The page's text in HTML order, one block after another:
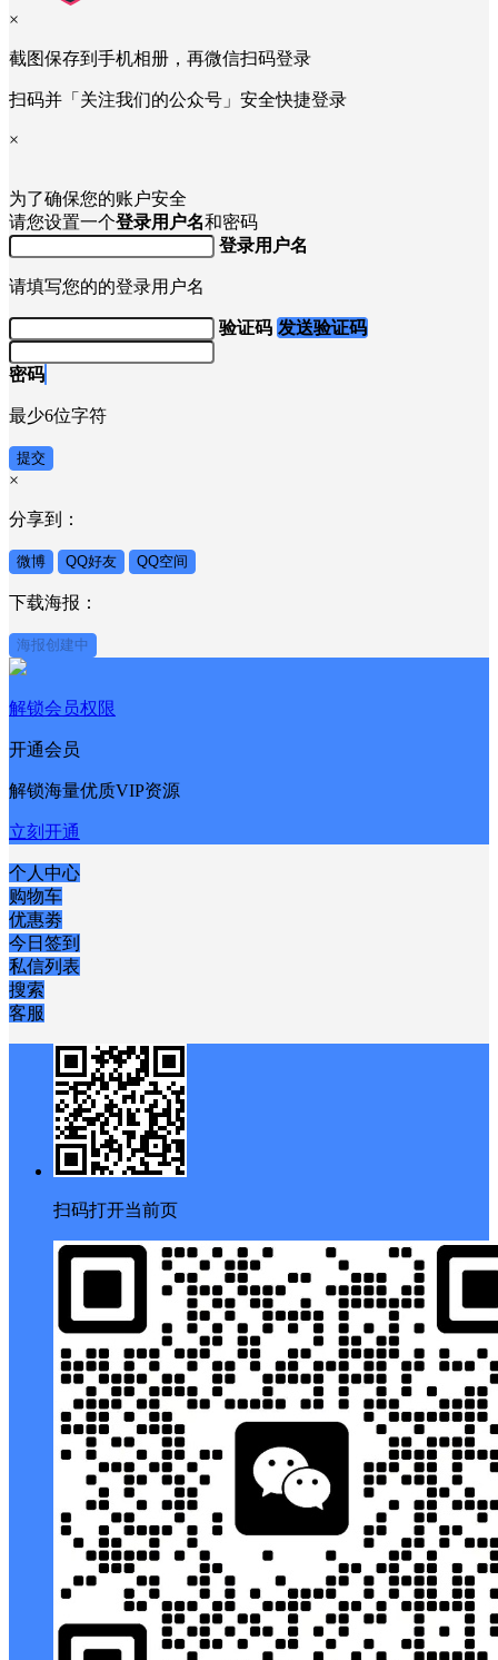
×
截图保存到手机相册，再微信扫码登录
扫码并「关注我们的公众号」安全快捷登录
×
为了确保您的账户安全
请您设置一个登录用户名和密码
登录用户名
请填写您的的登录用户名
验证码 发送验证码
密码
最少6位字符
提交
×
分享到：
微博 QQ好友 QQ空间
下载海报：
海报创建中
解锁会员权限
开通会员
解锁海量优质VIP资源
立刻开通
个人中心
购物车
优惠劵
今日签到
私信列表
搜索
客服
扫码打开当前页